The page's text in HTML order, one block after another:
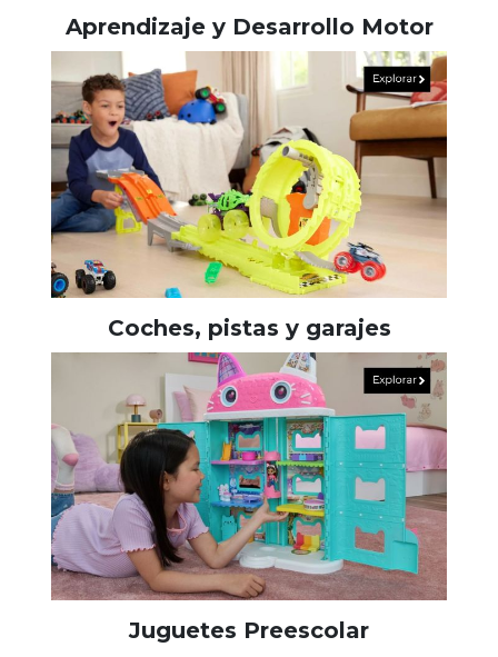
Aprendizaje y Desarrollo Motor
Coches, pistas y garajes
Juguetes Preescolar